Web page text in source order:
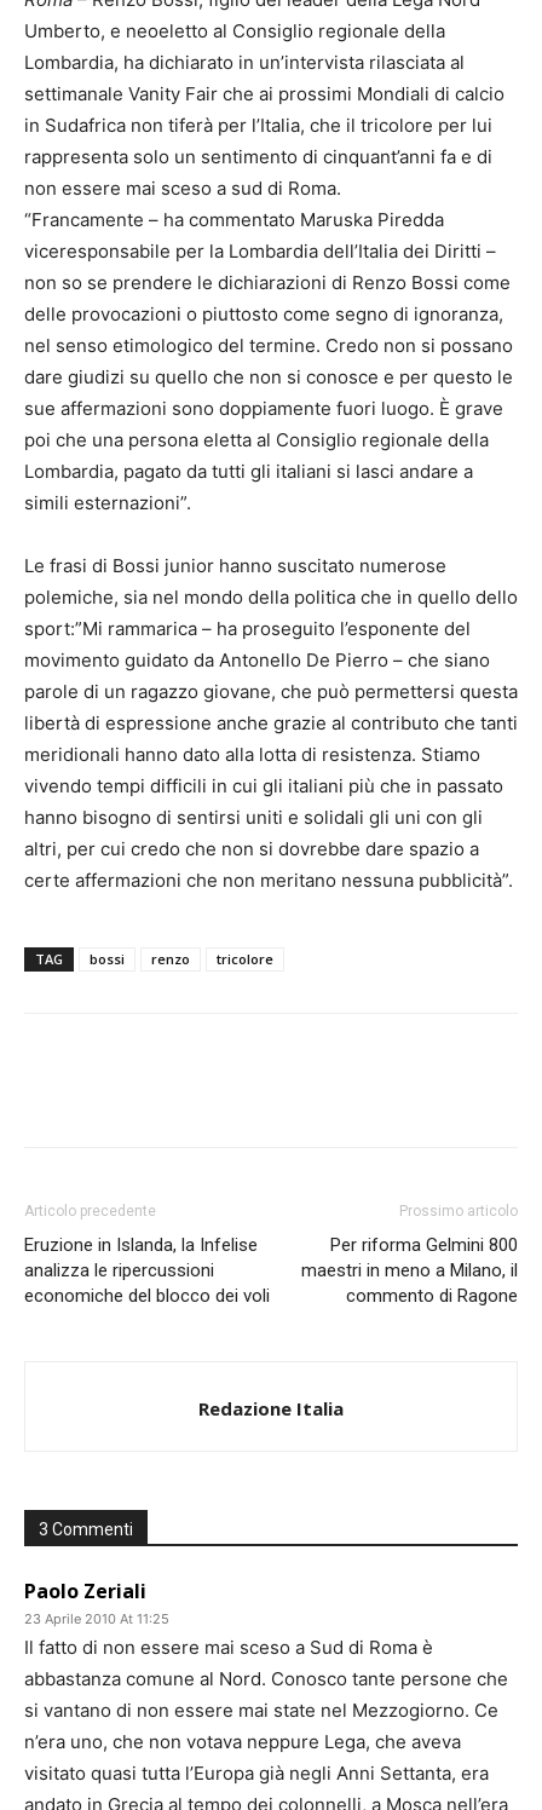
Umberto, e neoeletto al Consiglio regionale della
Lombardia, ha dichiarato in un’intervista rilasciata al
settimanale Vanity Fair che ai prossimi Mondiali di calcio
in Sudafrica non tiferà per l’Italia, che il tricolore per lui
rappresenta solo un sentimento di cinquant’anni fa e di
non essere mai sceso a sud di Roma.
“Francamente – ha commentato Maruska Piredda
viceresponsabile per la Lombardia dell’Italia dei Diritti –
non so se prendere le dichiarazioni di Renzo Bossi come
delle provocazioni o piuttosto come segno di ignoranza,
nel senso etimologico del termine. Credo non si possano
dare giudizi su quello che non si conosce e per questo le
sue affermazioni sono doppiamente fuori luogo. È grave
poi che una persona eletta al Consiglio regionale della
Lombardia, pagato da tutti gli italiani si lasci andare a
simili esternazioni”.
Le frasi di Bossi junior hanno suscitato numerose
polemiche, sia nel mondo della politica che in quello dello
sport:”Mi rammarica – ha proseguito l’esponente del
movimento guidato da Antonello De Pierro – che siano
parole di un ragazzo giovane, che può permettersi questa
libertà di espressione anche grazie al contributo che tanti
meridionali hanno dato alla lotta di resistenza. Stiamo
vivendo tempi difficili in cui gli italiani più che in passato
hanno bisogno di sentirsi uniti e solidali gli uni con gli
altri, per cui credo che non si dovrebbe dare spazio a
certe affermazioni che non meritano nessuna pubblicità”.
TAG bossi renzo tricolore
Articolo precedente
Eruzione in Islanda, la Infelise
analizza le ripercussioni
economiche del blocco dei voli
Prossimo articolo
Per riforma Gelmini 800
maestri in meno a Milano, il
commento di Ragone
Redazione Italia
3 Commenti
Paolo Zeriali
23 Aprile 2010 At 11:25
Il fatto di non essere mai sceso a Sud di Roma è
abbastanza comune al Nord. Conosco tante persone che
si vantano di non essere mai state nel Mezzogiorno. Ce
n’era uno, che non votava neppure Lega, che aveva
visitato quasi tutta l’Europa già negli Anni Settanta, era
andato in Grecia al tempo dei colonnelli, a Mosca nell’era